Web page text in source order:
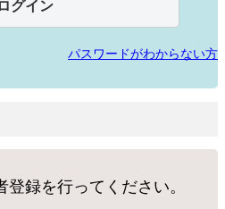
パスワードがわからない方
録を行ってください。